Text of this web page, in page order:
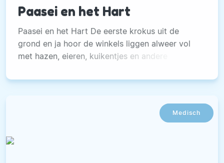
Paasei en het Hart
Paasei en het Hart De eerste krokus uit de
grond en ja hoor de winkels liggen alweer vol
met hazen, eieren, kuikentjes en andere
vrolijk pasen van te maken. De commercie is
bevoorraad en de paastakken zijn niet aan te
Medisch